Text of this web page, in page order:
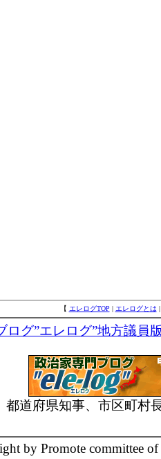
【 エレログTOP | エレログとは
ログ”エレログ”地方議員
都道府県知事、市区町村
by Promote committee